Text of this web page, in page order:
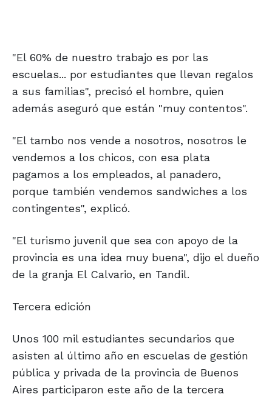
"El 60% de nuestro trabajo es por las
escuelas... por estudiantes que llevan regalos
a sus familias", precisó el hombre, quien
además aseguró que están "muy contentos".
"El tambo nos vende a nosotros, nosotros le
vendemos a los chicos, con esa plata
pagamos a los empleados, al panadero,
porque también vendemos sandwiches a los
contingentes", explicó.
"El turismo juvenil que sea con apoyo de la
provincia es una idea muy buena", dijo el dueño
de la granja El Calvario, en Tandil.
Tercera edición
Unos 100 mil estudiantes secundarios que
asisten al último año en escuelas de gestión
pública y privada de la provincia de Buenos
Aires participaron este año de la tercera